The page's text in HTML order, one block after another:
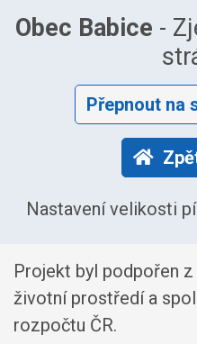
Obec Babice -
Přepnout na
Nastavení velikosti
Projekt byl podpořen
životní prostředí a
rozpočtu ČR.